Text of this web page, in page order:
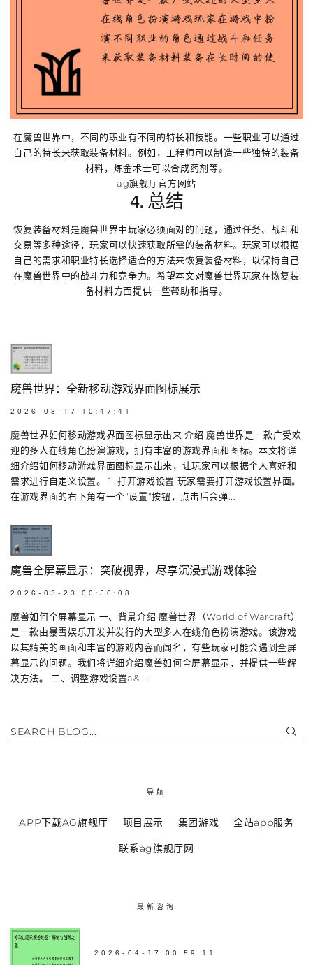
在魔兽世界中，不同的职业有不同的特长和技能。一些职业可以通过
自己的特长来获取装备材料。例如，工程师可以制造一些独特的装备
材料，炼金术士可以合成药剂等。
ag旗舰厅官方网站
4. 总结
恢复装备材料是魔兽世界中玩家必须面对的问题，通过任务、战斗和
交易等多种途径，玩家可以快速获取所需的装备材料。玩家可以根据
自己的需求和职业特长选择适合的方法来恢复装备材料，以保持自己
在魔兽世界中的战斗力和竞争力。希望本文对魔兽世界玩家在恢复装
备材料方面提供一些帮助和指导。
魔兽世界：全新移动游戏界面图标展示
2026-03-17 10:47:41
魔兽世界如何移动游戏界面图标显示出来 介绍 魔兽世界是一款广受欢
迎的多人在线角色扮演游戏，拥有丰富的游戏界面和图标。本文将详
细介绍如何移动游戏界面图标显示出来，让玩家可以根据个人喜好和
需求进行自定义设置。 1. 打开游戏设置 玩家需要打开游戏设置界面。
在游戏界面的右下角有一个"设置"按钮，点击后会弹...
魔兽全屏幕显示：突破视界，尽享沉浸式游戏体验
2026-03-23 00:56:08
魔兽如何全屏幕显示 一、背景介绍 魔兽世界（World of Warcraft）
是一款由暴雪娱乐开发并发行的大型多人在线角色扮演游戏。该游戏
以其精美的画面和丰富的游戏内容而闻名，有些玩家可能会遇到全屏
幕显示的问题。我们将详细介绍魔兽如何全屏幕显示，并提供一些解
决方法。 二、调整游戏设置a&...
SEARCH BLOG...
导航
APP下载AG旗舰厅 项目展示 集团游戏 全站app服务
联系ag旗舰厅网
最新咨询
2026-04-17 00:59:11